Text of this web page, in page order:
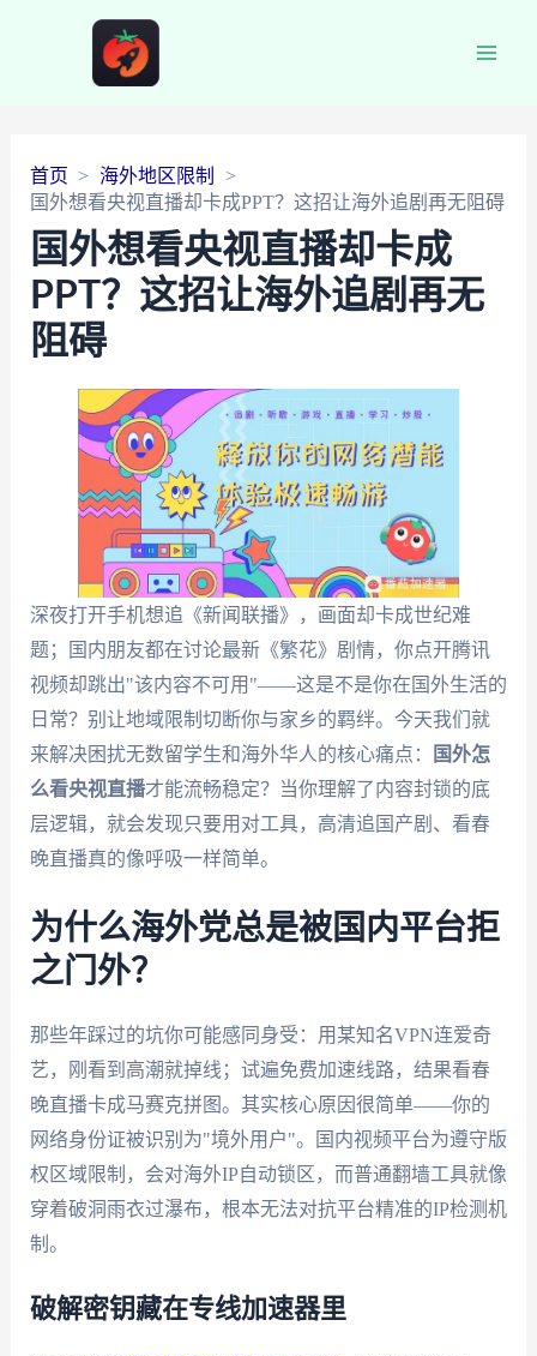
首页
海外地区限制
国外想看央视直播却卡成PPT？这招让海外追剧再无阻碍
国外想看央视直播却卡成
PPT？这招让海外追剧再无
阻碍
深夜打开手机想追《新闻联播》，画面却卡成世纪难
题；国内朋友都在讨论最新《繁花》剧情，你点开腾讯
视频却跳出"该内容不可用"——这是不是你在国外生活的
日常？别让地域限制切断你与家乡的羁绊。今天我们就
来解决困扰无数留学生和海外华人的核心痛点：
国外怎
么看央视直播才能流畅稳定？当你理解了内容封锁的底
层逻辑，就会发现只要用对工具，高清追国产剧、看春
晚直播真的像呼吸一样简单。
为什么海外党总是被国内平台拒
之门外？
那些年踩过的坑你可能感同身受：用某知名VPN连爱奇
艺，刚看到高潮就掉线；试遍免费加速线路，结果看春
晚直播卡成马赛克拼图。其实核心原因很简单——你的
网络身份证被识别为"境外用户"。国内视频平台为遵守版
权区域限制，会对海外IP自动锁区，而普通翻墙工具就像
穿着破洞雨衣过瀑布，根本无法对抗平台精准的IP检测机
制。
破解密钥藏在专线加速器里